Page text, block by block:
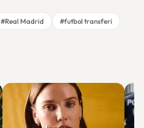
#Real Madrid
#futbol transferi